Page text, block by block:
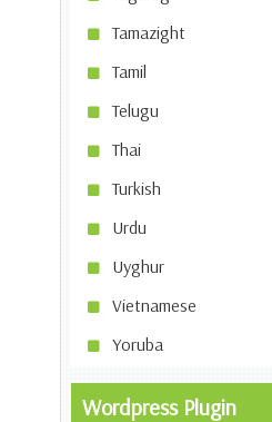
Tamazight
Tamil
Telugu
Thai
Turkish
Urdu
Uyghur
Vietnamese
Yoruba
Wordpress Plugin